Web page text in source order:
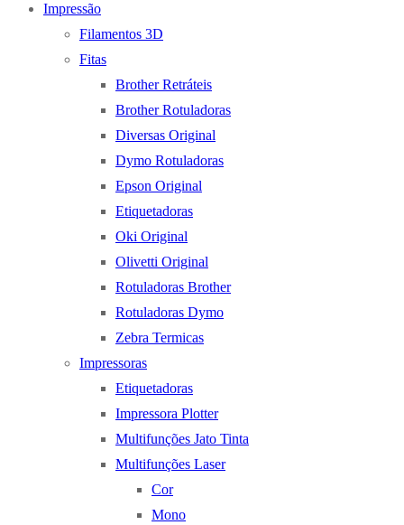
Impressão
Filamentos 3D
Fitas
Brother Retráteis
Brother Rotuladoras
Diversas Original
Dymo Rotuladoras
Epson Original
Etiquetadoras
Oki Original
Olivetti Original
Rotuladoras Brother
Rotuladoras Dymo
Zebra Termicas
Impressoras
Etiquetadoras
Impressora Plotter
Multifunções Jato Tinta
Multifunções Laser
Cor
Mono